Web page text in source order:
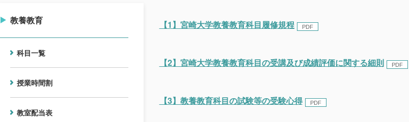
【1】宮崎大学教養教育科目履修規程
【2】宮崎大学教養教育科目の受講及び成績評価に関する細則
【3】教養教育科目の試験等の受験心得
教養教育
科目一覧
授業時間割
教室配当表